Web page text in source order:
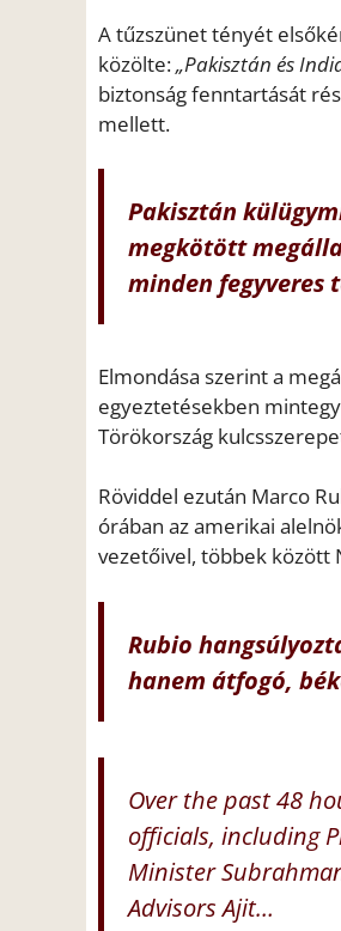
A tűzszünet tényét
közölte:„Pakisztán és
biztonság fenntartását
mellett.
Pakisztán
megkötött
minden fegyveres
Elmondása szerint a
egyeztetésekben
Törökország
Röviddel ezután Marco
órában az amerikai
vezetőivel, többek között
Rubio
hanem átfogó,
Over the past 48
officials, including
Minister
Advisors Ajit…